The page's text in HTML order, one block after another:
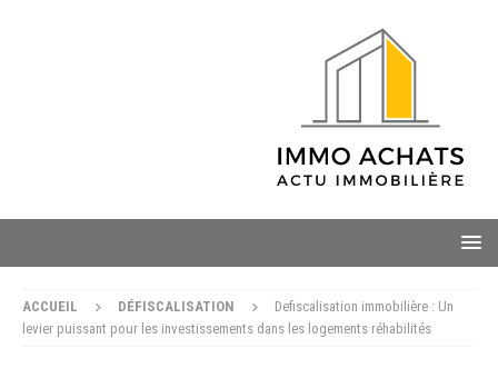
ACCUEIL DÉFISCALISATION
Defiscalisation immobilière : Un
levier puissant pour les investissements dans les logements réhabilités